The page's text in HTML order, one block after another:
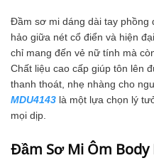
Đầm sơ mi dáng dài tay phồng
hảo giữa nét cổ điển và hiện
chỉ mang đến vẻ nữ tính mà
Chất liệu cao cấp giúp tôn lên
thanh thoát, nhẹ nhàng cho
MDU4143 là một lựa chọn lý
mọi dịp.
Đầm Sơ Mi Ôm Body